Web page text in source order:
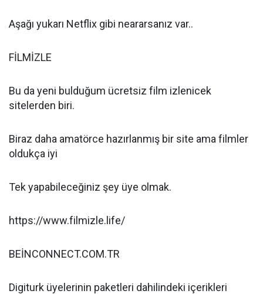
Aşağı yukarı Netflix gibi neararsanız var..
FİLMİZLE
Bu da yeni bulduğum ücretsiz film izlenicek
sitelerden biri.
Biraz daha amatörce hazırlanmış bir site ama filmler
oldukça iyi
Tek yapabileceğiniz şey üye olmak.
https://www.filmizle.life/
BEİNCONNECT.COM.TR
Digiturk üyelerinin paketleri dahilindeki içerikleri